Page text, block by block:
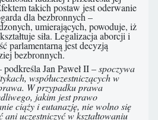
takich postaw jest oderwanie
dla bezbronnych –
umierających, powoduje, iż
siła. Legalizacja aborcji i
parlamentarną jest decyzją
bezbronnych.
Jan Paweł II –spoczywa
współuczestniczących w
W przypadku prawa
jakim jest prawo
ciąży i eutanazję, nie wolno się
uczestniczyć w kształtowaniu